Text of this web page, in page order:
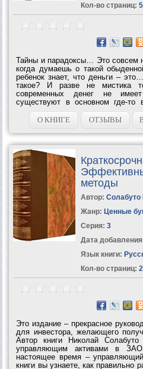
Кол-во страниц:
Тайны и парадоксы… Это совсем
когда думаешь о такой
ребенок знает, что деньги –
такое? И разве не мистика
современных денег не
существуют в основном где-то
качестве неких электронных
глубинах, как бухгалтерская...
О КНИГЕ ОТЗЫВЫ
методы
Автор: Солабуто
Жанр: Ценные
Серия: 3
Дата
Язык книги:
Кол-во страниц:
Это издание – прекрасное
для инвестора, желающего
Автор книги Николай
управляющим активами в
настоящее время –
книги вы узнаете, как правильно